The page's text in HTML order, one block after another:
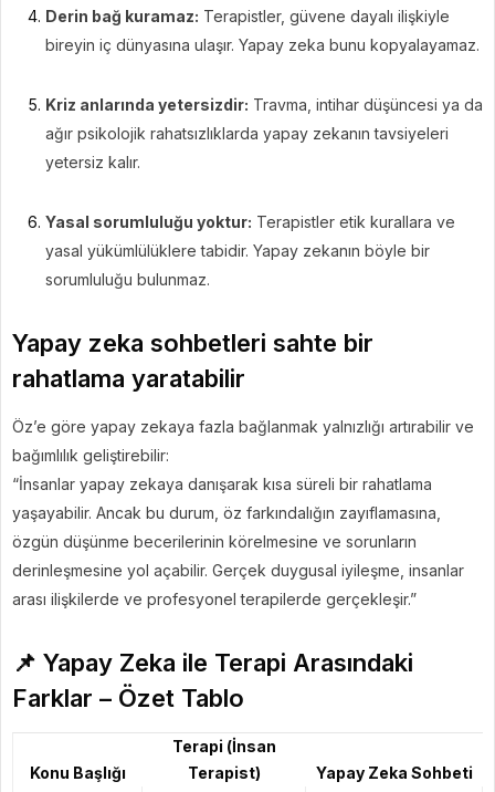
Derin bağ kuramaz: Terapistler, güvene dayalı ilişkiyle
bireyin iç dünyasına ulaşır. Yapay zeka bunu kopyalayamaz.
Kriz anlarında yetersizdir: Travma, intihar düşüncesi ya da
ağır psikolojik rahatsızlıklarda yapay zekanın tavsiyeleri
yetersiz kalır.
Yasal sorumluluğu yoktur: Terapistler etik kurallara ve
yasal yükümlülüklere tabidir. Yapay zekanın böyle bir
sorumluluğu bulunmaz.
Yapay zeka sohbetleri sahte bir
rahatlama yaratabilir
Öz’e göre yapay zekaya fazla bağlanmak yalnızlığı artırabilir ve
bağımlılık geliştirebilir:
“İnsanlar yapay zekaya danışarak kısa süreli bir rahatlama
yaşayabilir. Ancak bu durum, öz farkındalığın zayıflamasına,
özgün düşünme becerilerinin körelmesine ve sorunların
derinleşmesine yol açabilir. Gerçek duygusal iyileşme, insanlar
arası ilişkilerde ve profesyonel terapilerde gerçekleşir.”
📌 Yapay Zeka ile Terapi Arasındaki
Farklar – Özet Tablo
Konu Başlığı
Terapi (İnsan
Terapist)
Yapay Zeka Sohbeti